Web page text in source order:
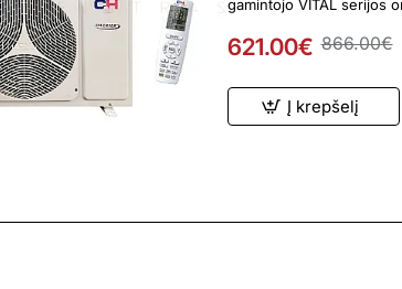
621.00€ 866.00€
Į krepšelį